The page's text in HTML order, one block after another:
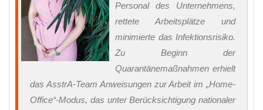
Personal des Unternehmens,
rettete Arbeitsplätze und
minimierte das Infektionsrisiko.
Zu Beginn der
Quarantänemaßnahmen erhielt
das AsstrA-Team Anweisungen zur Arbeit im „Home-
Office“-Modus, das unter Berücksichtigung nationaler